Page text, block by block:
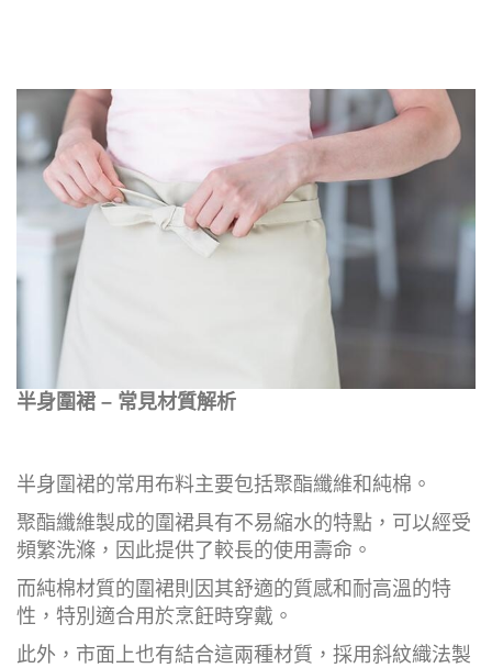
半身圍裙 – 常見材質解析
半身圍裙的常用布料主要包括聚酯纖維和純棉。
聚酯纖維製成的圍裙具有不易縮水的特點，可以經受
頻繁洗滌，因此提供了較長的使用壽命。
而純棉材質的圍裙則因其舒適的質感和耐高溫的特
性，特別適合用於烹飪時穿戴。
此外，市面上也有結合這兩種材質，採用斜紋織法製